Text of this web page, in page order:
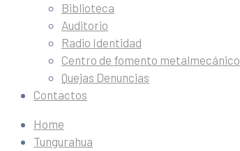
Biblioteca
Auditorio
Radio Identidad
Centro de fomento metalmecánico
Quejas Denuncias
Contactos
Home
Tungurahua